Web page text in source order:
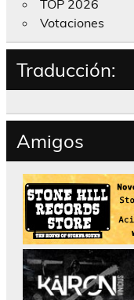
TOP 2026
Votaciones
Traducción:
Amigos